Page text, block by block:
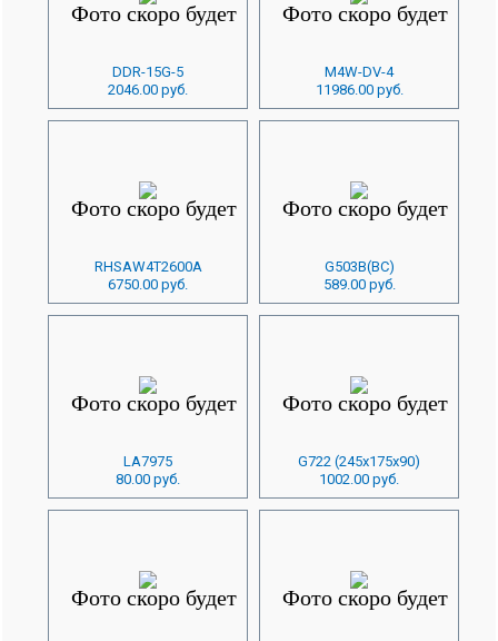
DDR-15G-5
2046.00 руб.
M4W-DV-4
11986.00 руб.
RHSAW4T2600A
6750.00 руб.
G503B(BC)
589.00 руб.
LA7975
80.00 руб.
G722 (245х175х90)
1002.00 руб.